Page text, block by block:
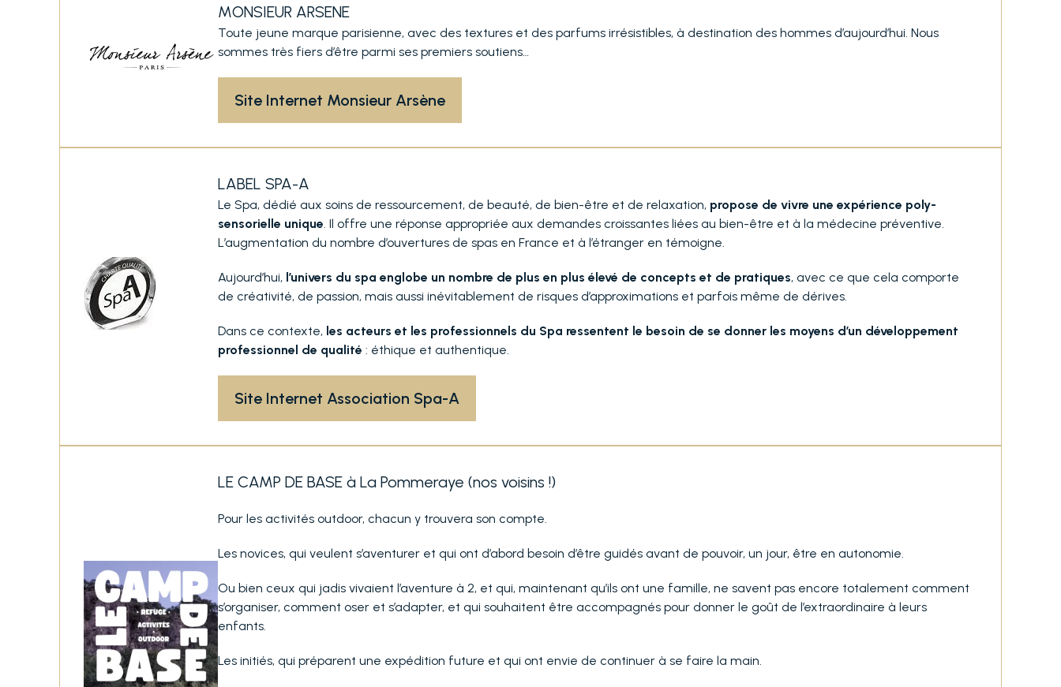
MONSIEUR ARSENE
Toute jeune marque parisienne, avec des textures et des parfums irrésistibles, à destination des hommes d’aujourd’hui. Nous
sommes très fiers d’être parmi ses premiers soutiens…
Site Internet Monsieur Arsène
LABEL SPA-A
Le Spa, dédié aux soins de ressourcement, de beauté, de bien-être et de relaxation, propose de vivre une expérience poly-
sensorielle unique. Il offre une réponse appropriée aux demandes croissantes liées au bien-être et à la médecine préventive.
L’augmentation du nombre d’ouvertures de spas en France et à l’étranger en témoigne.
Aujourd’hui,l’univers du spa englobe un nombre de plus en plus élevé de concepts et de pratiques, avec ce que cela comporte
de créativité, de passion, mais aussi inévitablement de risques d’approximations et parfois même de dérives.
Dans ce contexte, les acteurs et les professionnels du Spa ressentent le besoin de se donner les moyens d’un développement
professionnel de qualité : éthique et authentique.
Site Internet Association Spa-A
LE CAMP DE BASE à La Pommeraye (nos voisins !)
Pour les activités outdoor, chacun y trouvera son compte.
Les novices, qui veulent s’aventurer et qui ont d’abord besoin d’être guidés avant de pouvoir, un jour, être en autonomie.
Ou bien ceux qui jadis vivaient l’aventure à 2, et qui, maintenant qu’ils ont une famille, ne savent pas encore totalement comment
s’organiser, comment oser et s’adapter, et qui souhaitent être accompagnés pour donner le goût de l’extraordinaire à leurs
enfants.
Les initiés, qui préparent une expédition future et qui ont envie de continuer à se faire la main.